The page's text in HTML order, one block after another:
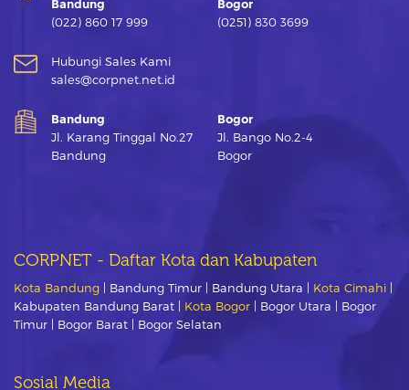
Bandung
(022) 860 17 999
Bogor
(0251) 830 3699
Hubungi Sales Kami
sales@corpnet.net.id
Bandung
Jl. Karang Tinggal No.27
Bandung
Bogor
Jl. Bango No.2-4
Bogor
CORPNET - Daftar Kota dan Kabupaten
Kota Bandung | Bandung Timur | Bandung Utara | Kota Cimahi
Kabupaten Bandung Barat | Kota Bogor | Bogor Utara | Bogor
Timur | Bogor Barat | Bogor Selatan
Sosial Media